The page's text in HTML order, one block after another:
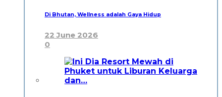
Di Bhutan, Wellness adalah Gaya Hidup
22 June 2026
0